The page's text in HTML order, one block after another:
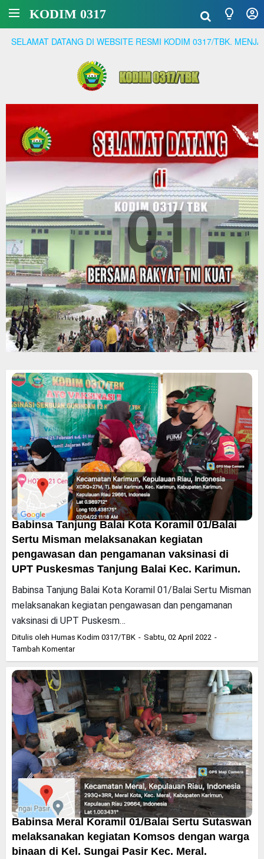
KODIM 0317
DI WEBSITE RESMI KODIM 0317/TBK. MENJADI
01
Babinsa Tanjung Balai Kota Koramil 01/Balai
Sertu Misman melaksanakan kegiatan
pengawasan dan pengamanan vaksinasi di
UPT Puskesmas Tanjung Balai Kec. Karimun.
Babinsa Tanjung Balai Kota Koramil 01/Balai Sertu Misman
melaksanakan kegiatan pengawasan dan pengamanan
vaksinasi di UPT Puskesm…
Ditulis oleh Humas Kodim 0317/TBK
Sabtu, 02 April 2022
Tambah Komentar
Babinsa Meral Koramil 01/Balai Sertu Sutaswan
melaksanakan kegiatan Komsos dengan warga
binaan di Kel. Sungai Pasir Kec. Meral.